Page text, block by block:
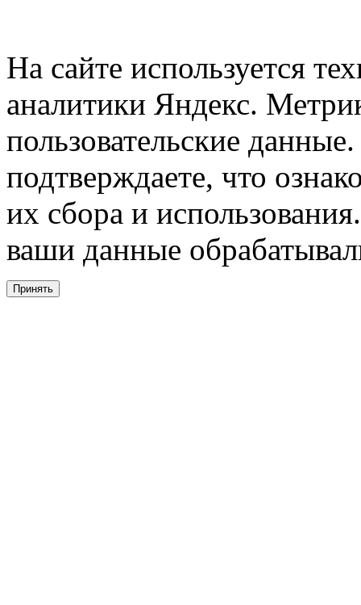
На сайте используется
аналитики Яндекс.
пользовательские
подтверждаете, что
их сбора и
ваши данные
Принять